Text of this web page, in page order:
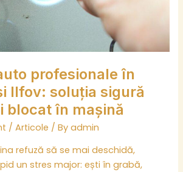
profesionale în
Ilfov: soluția sigură
blocat în mașină
/Articole / Byadmin
refuză să se mai deschidă,
un stres major: ești în grabă,